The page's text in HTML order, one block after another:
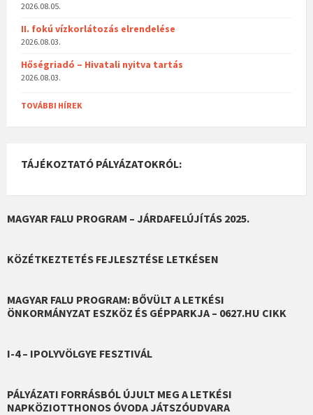
2026.08.05.
II. fokú vízkorlátozás elrendelése
2026.08.03.
Hőségriadó – Hivatali nyitva tartás
2026.08.03.
TOVÁBBI HÍREK
TÁJÉKOZTATÓ PÁLYÁZATOKRÓL:
MAGYAR FALU PROGRAM – JÁRDAFELÚJÍTÁS 2025.
KÖZÉTKEZTETÉS FEJLESZTÉSE LETKÉSEN
MAGYAR FALU PROGRAM: BŐVÜLT A LETKÉSI
ÖNKORMÁNYZAT ESZKÖZ ÉS GÉPPARKJA – 0627.HU CIKK
I-4 – IPOLYVÖLGYE FESZTIVÁL
PÁLYÁZATI FORRÁSBÓL ÚJULT MEG A LETKÉSI
NAPKÖZIOTTHONOS ÓVODA JÁTSZÓUDVARA